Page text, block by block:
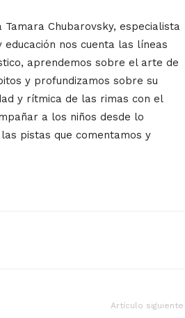
arriba/abajo
para
aumentar
o
disminuir
el
volumen.
Tamara Chubarovsky, especialista
nos cuenta las líneas
aprendemos sobre el arte de
y profundizamos sobre su
y rítmica de las rimas con el
a los niños desde lo
pistas que comentamos y
Artículo siguiente